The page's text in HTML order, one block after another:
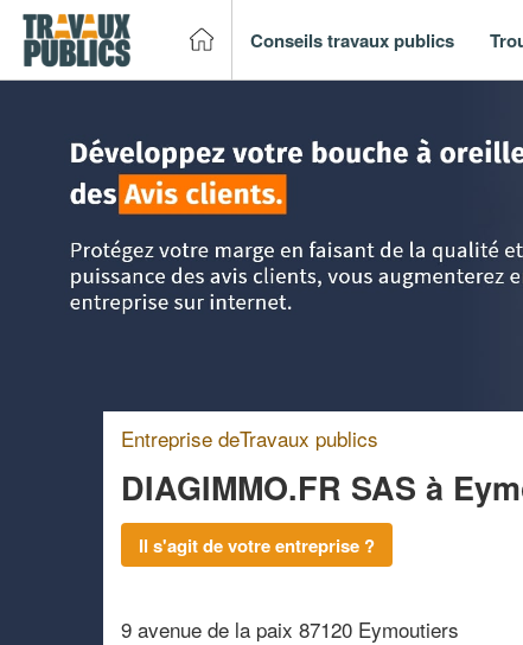
Conseils travaux publics
Entreprise deTravaux publics
DIAGIMMO.FR SAS à
Il s'agit de votre entreprise ?
9 avenue de la paix 87120 Eymoutiers